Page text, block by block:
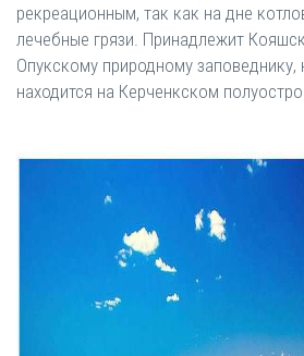
рекреационным, так как на дне
лечебные грязи. Принадлежит
Опукскому природному заповеднику,
находится на Керченкском